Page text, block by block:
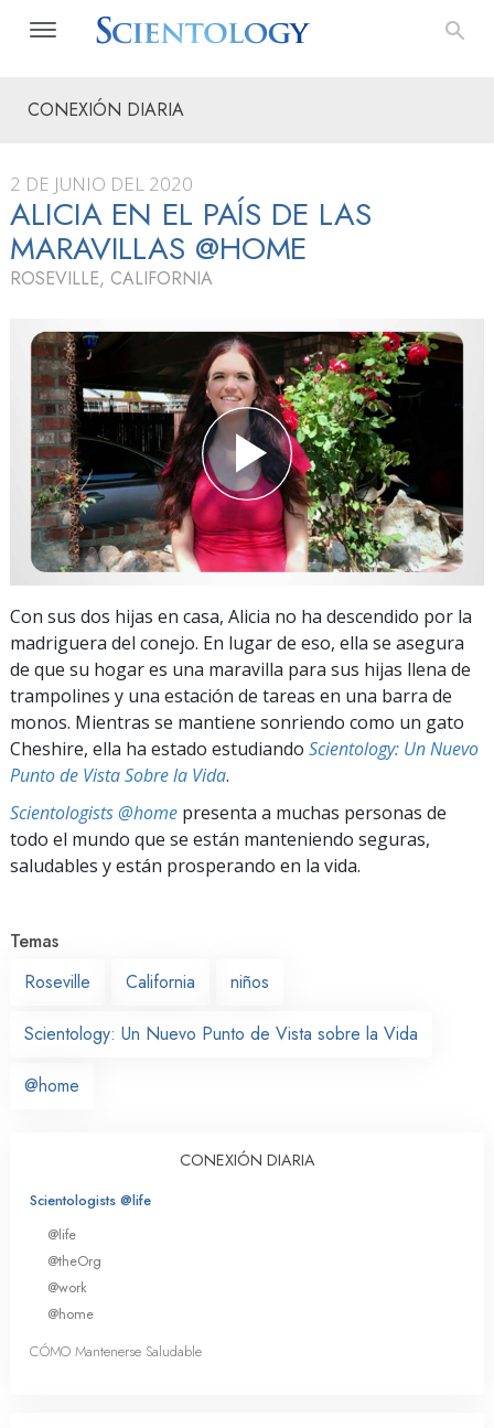
CONEXIÓN DIARIA
2 DE JUNIO DEL 2020
ALICIA EN EL PAÍS DE LAS
MARAVILLAS @HOME
ROSEVILLE, CALIFORNIA
Con sus dos hijas en casa, Alicia no ha descendido por la
madriguera del conejo. En lugar de eso, ella se asegura
de que su hogar es una maravilla para sus hijas llena de
trampolines y una estación de tareas en una barra de
monos. Mientras se mantiene sonriendo como un gato
Cheshire, ella ha estado estudiando Scientology: Un Nuevo
Punto de Vista Sobre la Vida.
Scientologists @home presenta a muchas personas de
todo el mundo que se están manteniendo seguras,
saludables y están prosperando en la vida.
Temas
Roseville
California niños
Scientology: Un Nuevo Punto de Vista sobre la Vida
@home
CONEXIÓN DIARIA
Scientologists @life
@life
@theOrg
@work
@home
CÓMO Mantenerse Saludable